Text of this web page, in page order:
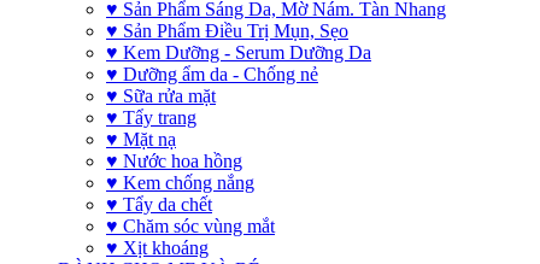
♥ Sản Phẩm Sáng Da, Mờ Nám. Tàn Nhang
♥ Sản Phẩm Điều Trị Mụn, Sẹo
♥ Kem Dưỡng - Serum Dưỡng Da
♥ Dưỡng ẩm da - Chống nẻ
♥ Sữa rửa mặt
♥ Tẩy trang
♥ Mặt nạ
♥ Nước hoa hồng
♥ Kem chống nắng
♥ Tẩy da chết
♥ Chăm sóc vùng mắt
♥ Xịt khoáng